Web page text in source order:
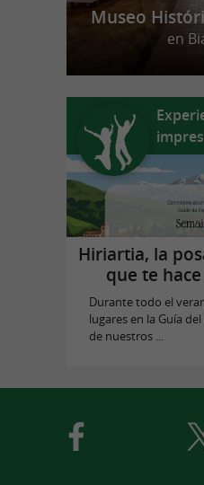
Museo
en
Hiriartia, la
que te
Durante todo el
lugares en la Guía
de nuestros ...